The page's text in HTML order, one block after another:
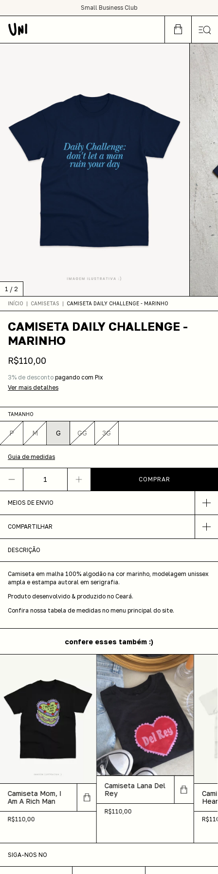
Small Business Club
condições de frete grátis para todo Brasil :)
1 / 2
INÍCIO | CAMISETAS | CAMISETA DAILY CHALLENGE - MARINHO
CAMISETA DAILY CHALLENGE -
MARINHO
R$110,00
3% de desconto pagando com Pix
Ver mais detalhes
TAMANHO
P M G GG 3G
Guia de medidas
MEIOS DE ENVIO
COMPARTILHAR
DESCRIÇÃO
Camiseta em malha 100% algodão na cor marinho, modelagem unissex
ampla e estampa autoral em serigrafia.
Produto desenvolvido & produzido no Ceará.
Confira nossa tabela de medidas no menu principal do site.
confere esses também :)
Camiseta Mom, I
Am A Rich Man
R$110,00
Camiseta Lana Del
Rey
R$110,00
SIGA-NOS NO